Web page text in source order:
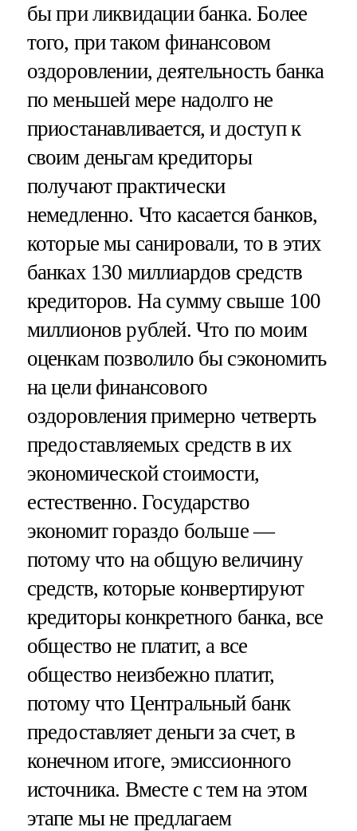
бы при ликвидации банка. Более
того, при таком финансовом
оздоровлении, деятельность банка
по меньшей мере надолго не
приостанавливается, и доступ к
своим деньгам кредиторы
получают практически
немедленно. Что касается банков,
которые мы санировали, то в этих
банках 130 миллиардов средств
кредиторов. На сумму свыше 100
миллионов рублей. Что по моим
оценкам позволило бы сэкономить
на цели финансового
оздоровления примерно четверть
предоставляемых средств в их
экономической стоимости,
естественно. Государство
экономит гораздо больше —
потому что на общую величину
средств, которые конвертируют
кредиторы конкретного банка, все
общество не платит, а все
общество неизбежно платит,
потому что Центральный банк
предоставляет деньги за счет, в
конечном итоге, эмиссионного
источника. Вместе с тем на этом
этапе мы не предлагаем